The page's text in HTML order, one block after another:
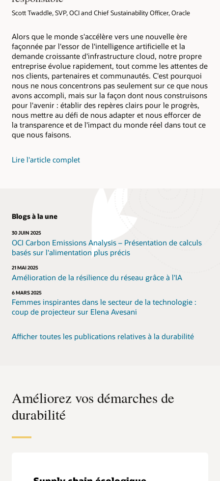
nature inhérente du cloud optimise la livraison du
nouveau matériel, la gestion des pièces de rechange
et le matériel en fin de vie à des fins de réutilisation ou
Optimisation de l’utilisation des ressources.Nous
transformons efficacement les équipements et
extrayons des ressources tout en respectant les
pratiques d'Oracle en matière de sécurité et de
confidentialité des données. Notre planification
continue de la capacité nous permet également
d'augmenter la densité d'utilisation.
Fiche technique sur l'impact social (PDF)
Vidéo : Réduction de l'utilisation d'énergie dans les
data centers d'Oracle (2:35)
En savoir plus sur Oracle Big Data
durabilité environnementale
rendements de cultures plus importants, les
technologies avancées aident les clients à atteindre
Présentation générale : Oracle Clean Cloud, une
plateforme informatique plus durable dans le cloud
(PDF)
Intelligence artificielle
Renforcez le raisonnement humain, identifiez les
modèles dans vos données et automatisez des tâches
complexes ou routinières.
Découvrir l'IA d'Oracle
Scott Twaddle, SVP, OCI and Chief Sustainability Officer, Oracle
Alors que le monde s'accélère vers une nouvelle ère
façonnée par l'essor de l'intelligence artificielle et la
demande croissante d'infrastructure cloud, notre propre
entreprise évolue rapidement, tout comme les attentes de
nos clients, partenaires et communautés. C'est pourquoi
nous ne nous concentrons pas seulement sur ce que nous
avons accompli, mais sur la façon dont nous construisons
pour l'avenir : établir des repères clairs pour le progrès,
nous mettre au défi de nous adapter et nous efforcer de
la transparence et de l'impact du monde réel dans tout ce
que nous faisons.
Lire l'article complet
Blogs à la une
30 JUIN 2025
OCI Carbon Emissions Analysis – Présentation de calculs
basés sur l'alimentation plus précis
21 MAI 2025
Amélioration de la résilience du réseau grâce à l'IA
6 MARS 2025
Femmes inspirantes dans le secteur de la technologie :
coup de projecteur sur Elena Avesani
Afficher toutes les publications relatives à la durabilité
Améliorez vos démarches de
durabilité